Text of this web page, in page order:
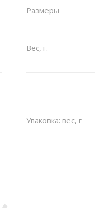
Размеры
Вес, г.
Упаковка: вес, г